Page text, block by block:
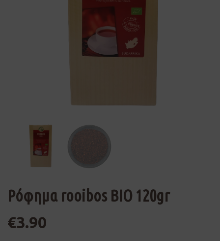
Ρόφημα rooibos ΒΙΟ 120gr
€3.90